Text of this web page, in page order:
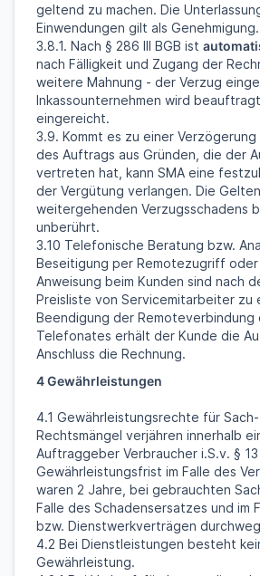
geltend zu machen. Die
Einwendungen gilt als Genehmigung.
3.8.1. Nach § 286 III BGB ist
nach Fälligkeit und Zugang der
weitere Mahnung - der Verzug
Inkassounternehmen wird
eingereicht.
3.9. Kommt es zu einer
des Auftrags aus Gründen, die der
vertreten hat, kann SMA eine
der Vergütung verlangen. Die
weitergehenden Verzugsschadens
unberührt.
3.10 Telefonische Beratung bzw.
Beseitigung per Remotezugriff
Anweisung beim Kunden sind nach
Preisliste von Servicemitarbeiter zu
Beendigung der Remoteverbindung
Telefonates erhält der Kunde die
Anschluss die Rechnung.
4 Gewährleistungen
4.1 Gewährleistungsrechte für
Rechtsmängel verjähren innerhalb
Auftraggeber Verbraucher i.S.v. §
Gewährleistungsfrist im Falle des
waren 2 Jahre, bei gebrauchten
Falle des Schadensersatzes und im
bzw. Dienstwerkverträgen
4.2 Bei Dienstleistungen besteht
Gewährleistung.